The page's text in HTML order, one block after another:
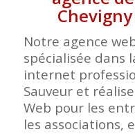
Notre agence
spécialisée dans
internet
Sauveur et
Web pour les
les associations,